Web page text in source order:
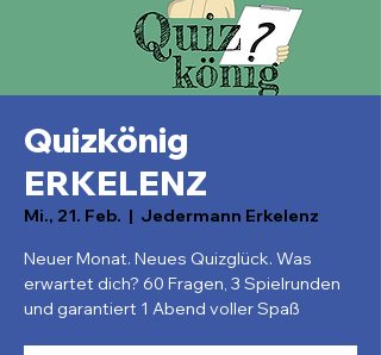
Quizkönig
ERKELENZ
Mi., 21. Feb.
  |
Jedermann Erkelenz
Neuer Monat. Neues Quizglück. Was
erwartet dich? 60 Fragen, 3 Spielrunden
und garantiert 1 Abend voller Spaß